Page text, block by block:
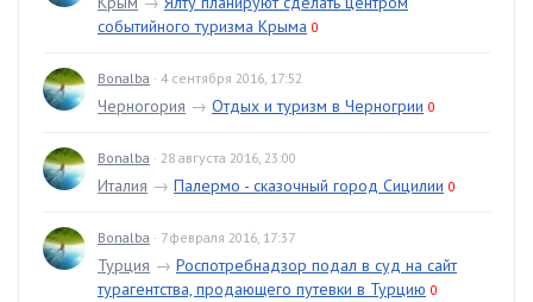
событийного туризма Крыма 0
Bonalba · 4 сентября 2016, 17:52
Черногория → Отдых и туризм в Черногрии 0
Bonalba · 28 августа 2016, 23:00
Италия → Палермо - сказочный город Сицилии 0
Bonalba · 7 февраля 2016, 17:37
Турция → Роспотребнадзор подал в суд на сайт
турагентства, продающего путевки в Турцию 0